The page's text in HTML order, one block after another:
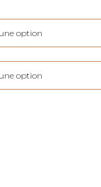
prix :
€115,00
à